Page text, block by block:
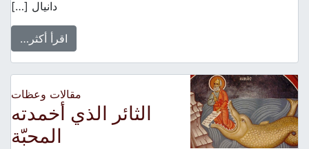
دانيال […]
اقرأ أكثر…
مقالات وعظات
الثائر الذي أخمدته
المحبّة